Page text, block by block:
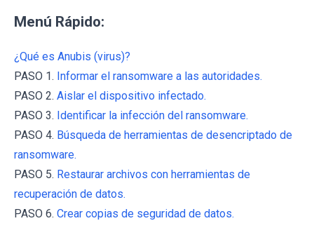
Menú Rápido:
¿Qué es Anubis (virus)?
PASO 1. Informar el ransomware a las autoridades.
PASO 2. Aislar el dispositivo infectado.
PASO 3. Identificar la infección del ransomware.
PASO 4. Búsqueda de herramientas de desencriptado de
ransomware.
PASO 5. Restaurar archivos con herramientas de
recuperación de datos.
PASO 6. Crear copias de seguridad de datos.